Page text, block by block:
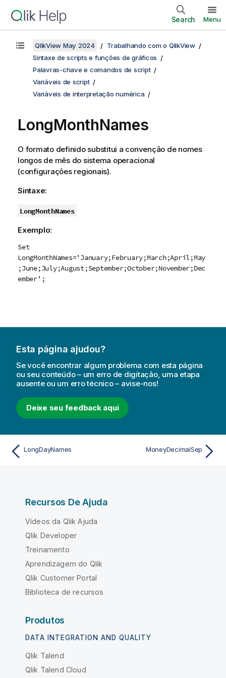
Search Menu
QlikView May 2024
Trabalhando com o QlikView
Sintaxe de scripts e funções de gráficos
Palavras-chave e comandos de script
Variáveis de script
Variáveis de interpretação numérica
LongMonthNames
O formato definido substitui a convenção de nomes
longos de mês do sistema operacional
(configurações regionais).
Sintaxe:
LongMonthNames
Exemplo:
Set
LongMonthNames='January;February;March;April;May
;June;July;August;September;October;November;Dec
ember';
Esta página ajudou?
Se você encontrar algum problema com esta página
ou seu conteúdo – um erro de digitação, uma etapa
ausente ou um erro técnico – avise-nos!
Deixe seu feedback aqui
LongDayNames MoneyDecimalSep
Recursos De Ajuda
Vídeos da Qlik Ajuda
Qlik Developer
Treinamento
Aprendizagem do Qlik
Qlik Customer Portal
Biblioteca de recursos
Produtos
DATA INTEGRATION AND QUALITY
Qlik Talend
Qlik Talend Cloud